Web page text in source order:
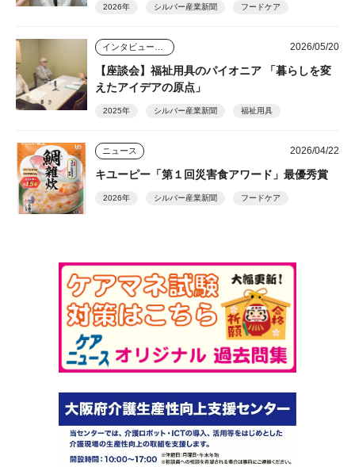
2026年 シルバー産業新聞 フードケア
2026/05/20
【座談会】福祉用具のパイオニア 「暮らしを変
えたアイデアの原点」
2025年 シルバー産業新聞 福祉用具
ニュース 2026/04/22
キユーピー「第１回災害食アワード」最優秀賞
2026年 シルバー産業新聞 フードケア